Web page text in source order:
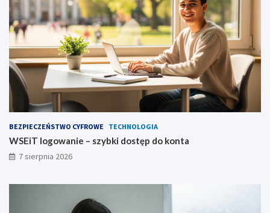
BEZPIECZEŃSTWO CYFROWE TECHNOLOGIA
WSEiT logowanie – szybki dostęp do konta
7 sierpnia 2026